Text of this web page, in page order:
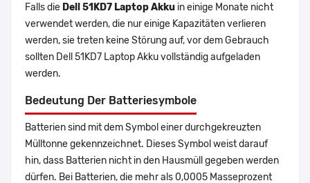
Falls die Dell 51KD7 Laptop Akku in einige Monate nicht
verwendet werden, die nur einige Kapazitäten verlieren
werden, sie treten keine Störung auf, vor dem Gebrauch
sollten Dell 51KD7 Laptop Akku vollständig aufgeladen
werden.
Bedeutung Der Batteriesymbole
Batterien sind mit dem Symbol einer durchgekreuzten
Mülltonne gekennzeichnet. Dieses Symbol weist darauf
hin, dass Batterien nicht in den Hausmüll gegeben werden
dürfen. Bei Batterien, die mehr als 0,0005 Masseprozent